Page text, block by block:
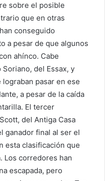
sobre el posible
que en otras
conseguido
a pesar de que algunos
ahínco. Cabe
del Essax, y
pasar en ese
a pesar de la caída
El tercer
del Antiga Casa
ganador final al ser el
esta clasificación que
Los corredores han
escapada, pero